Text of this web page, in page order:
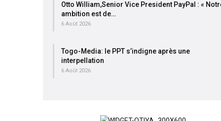
Otto William,Senior Vice President PayPal : «
ambition est de…
6 Août 2026
Togo-Media: le PPT s’indigne après une
interpellation
6 Août 2026